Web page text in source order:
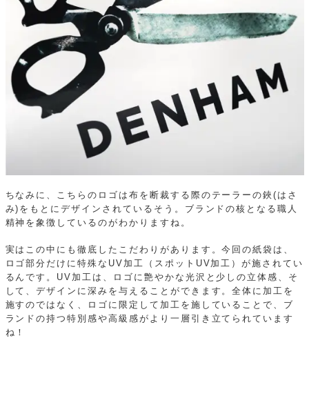
ちなみに、こちらのロゴは布を断裁する際のテーラーの鋏(はさ
み)をもとにデザインされているそう。ブランドの核となる職人
精神を象徴しているのがわかりますね。
実はこの中にも徹底したこだわりがあります。今回の紙袋は、
ロゴ部分だけに特殊なUV加工（スポットUV加工）が施されてい
るんです。UV加工は、ロゴに艶やかな光沢と少しの立体感、そ
して、デザインに深みを与えることができます。全体に加工を
施すのではなく、ロゴに限定して加工を施していることで、ブ
ランドの持つ特別感や高級感がより一層引き立てられています
ね！